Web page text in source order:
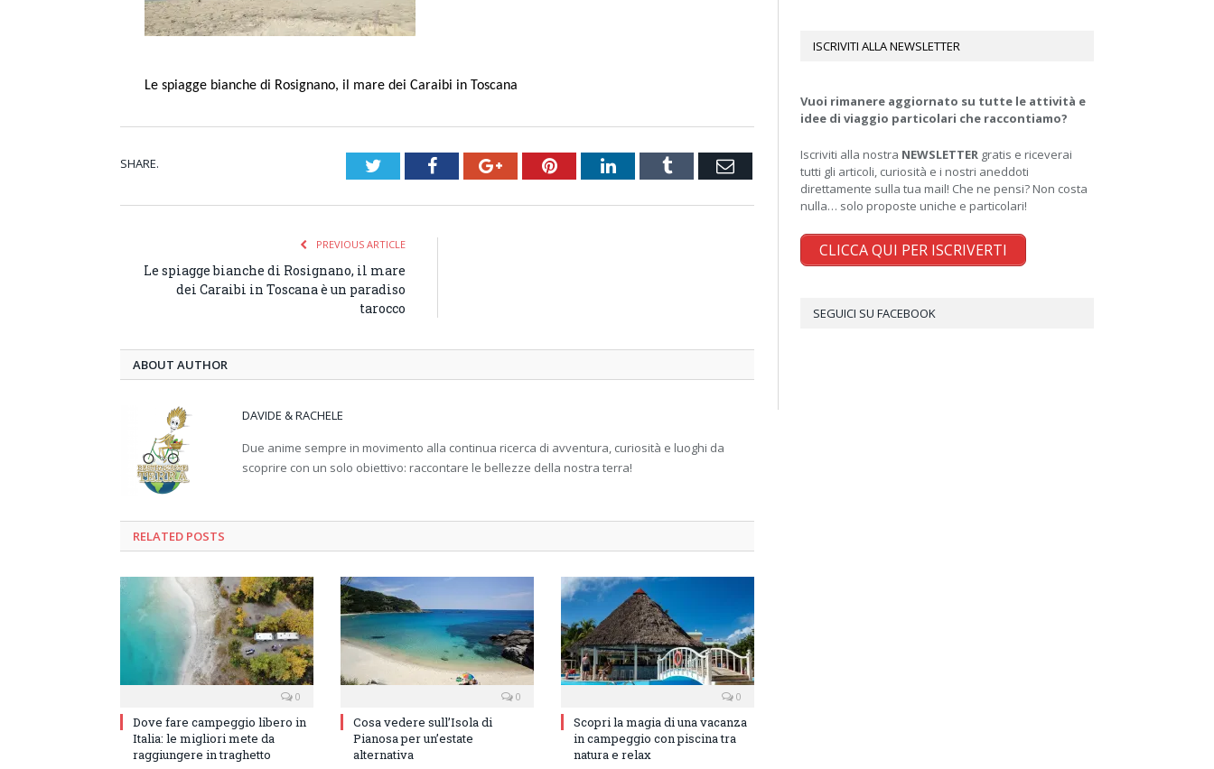
Le spiagge bianche di Rosignano, il mare dei Caraibi in Toscana
SHARE. TwitterFacebookGoogle+PinterestLinkedInTumblr Email
PREVIOUS ARTICLE
Le spiagge bianche di Rosignano, il mare
dei Caraibi in Toscana è un paradiso
tarocco
ABOUT AUTHOR
DAVIDE & RACHELE
Due anime sempre in movimento alla continua ricerca di avventura, curiosità e luoghi da
scoprire con un solo obiettivo: raccontare le bellezze della nostra terra!
RELATED POSTS
0
Dove fare campeggio libero in
Italia: le migliori mete da
raggiungere in traghetto
0
Cosa vedere sull’Isola di
Pianosa per un’estate
alternativa
0
Scopri la magia di una vacanza
in campeggio con piscina tra
natura e relax
ISCRIVITI ALLA NEWSLETTER
Vuoi rimanere aggiornato su tutte le attività e
idee di viaggio particolari che raccontiamo?
Iscriviti alla nostra NEWSLETTER gratis e riceverai
tutti gli articoli, curiosità e i nostri aneddoti
direttamente sulla tua mail! Che ne pensi? Non costa
nulla… solo proposte uniche e particolari!
CLICCA QUI PER ISCRIVERTI
SEGUICI SU FACEBOOK